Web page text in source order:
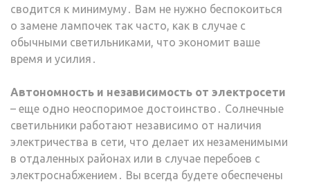
сводится к минимуму․ Вам не нужно беспокоиться
о замене лампочек так часто, как в случае с
обычными светильниками, что экономит ваше
время и усилия․
Автономность и независимость от электросети
– еще одно неоспоримое достоинство․ Солнечные
светильники работают независимо от наличия
электричества в сети, что делает их незаменимыми
в отдаленных районах или в случае перебоев с
электроснабжением․ Вы всегда будете обеспечены